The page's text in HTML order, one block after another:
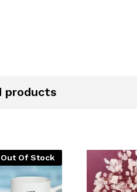
products
Out Of Stock